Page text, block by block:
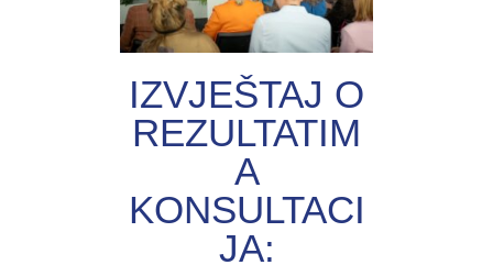
IZVJEŠTAJ O
REZULTATIM
A
KONSULTACI
JA: